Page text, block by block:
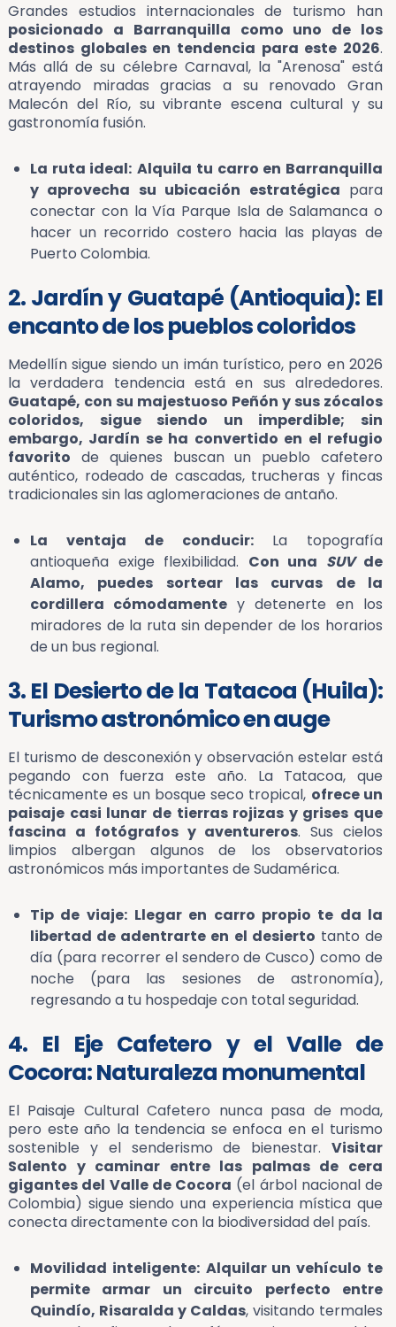
Grandes estudios internacionales de turismo han
posicionado a Barranquilla como uno de los
destinos globales en tendencia para este 2026.
Más allá de su célebre Carnaval, la "Arenosa" está
atrayendo miradas gracias a su renovado Gran
Malecón del Río, su vibrante escena cultural y su
gastronomía fusión.
La ruta ideal: Alquila tu carro en Barranquilla
y aprovecha su ubicación estratégica para
conectar con la Vía Parque Isla de Salamanca o
hacer un recorrido costero hacia las playas de
Puerto Colombia.
2. Jardín y Guatapé (Antioquia): El
encanto de los pueblos coloridos
Medellín sigue siendo un imán turístico, pero en 2026
la verdadera tendencia está en sus alrededores.
Guatapé, con su majestuoso Peñón y sus zócalos
coloridos, sigue siendo un imperdible; sin
embargo, Jardín se ha convertido en el refugio
favorito de quienes buscan un pueblo cafetero
auténtico, rodeado de cascadas, trucheras y fincas
tradicionales sin las aglomeraciones de antaño.
La ventaja de conducir:La topografía
antioqueña exige flexibilidad. Con una SUVde
Alamo, puedes sortear las curvas de la
cordillera cómodamente y detenerte en los
miradores de la ruta sin depender de los horarios
de un bus regional.
3. El Desierto de la Tatacoa (Huila):
Turismo astronómico en auge
El turismo de desconexión y observación estelar está
pegando con fuerza este año. La Tatacoa, que
técnicamente es un bosque seco tropical, ofrece un
paisaje casi lunar de tierras rojizas y grises que
fascina a fotógrafos y aventureros. Sus cielos
limpios albergan algunos de los observatorios
astronómicos más importantes de Sudamérica.
Tip de viaje: Llegar en carro propio te da la
libertad de adentrarte en el desierto tanto de
día (para recorrer el sendero de Cusco) como de
noche (para las sesiones de astronomía),
regresando a tu hospedaje con total seguridad.
4. El Eje Cafetero y el Valle de
Cocora: Naturaleza monumental
El Paisaje Cultural Cafetero nunca pasa de moda,
pero este año la tendencia se enfoca en el turismo
sostenible y el senderismo de bienestar. Visitar
Salento y caminar entre las palmas de cera
gigantes del Valle de Cocora (el árbol nacional de
Colombia) sigue siendo una experiencia mística que
conecta directamente con la biodiversidad del país.
Movilidad inteligente: Alquilar un vehículo te
permite armar un circuito perfecto entre
Quindío, Risaralda y Caldas, visitando termales